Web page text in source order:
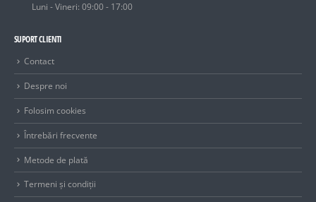
Luni - Vineri: 09:00 - 17:00
SUPORT CLIENTI
Contact
Despre noi
Folosim cookies
Întrebări frecvente
Metode de plată
Termeni și condiții